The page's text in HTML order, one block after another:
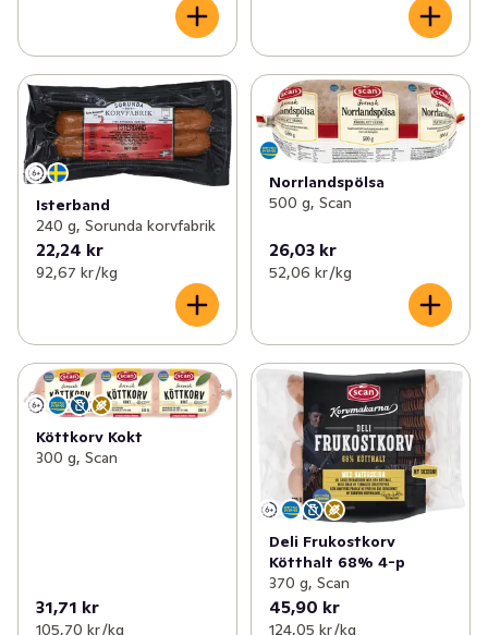
Isterband
240 g, Sorunda korvfabrik
22,24 kr
92,67 kr /kg
Norrlandspölsa
500 g, Scan
26,03 kr
52,06 kr /kg
Köttkorv Kokt
300 g, Scan
31,71 kr
105,70 kr /kg
Deli Frukostkorv
Kötthalt 68% 4-p
370 g, Scan
45,90 kr
124,05 kr /kg